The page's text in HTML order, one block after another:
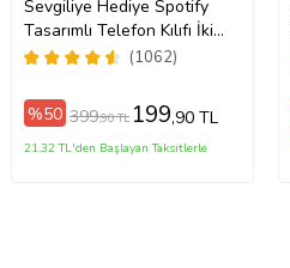
17/17Air/17Pro/17ProMax
Sevgiliye Hediye Spotify
Tasarımlı Telefon Kılıfı İki
Anahtarlık Hediyeli
(1062)
%50 399,90 TL 199,90 TL
21,32 TL'den Başlayan Taksitlerle